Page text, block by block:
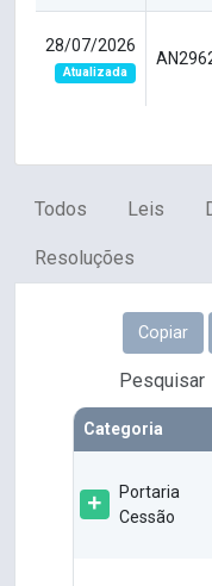
28/07/2026
Atualizada
Todos Leis
Resoluções
Copiar
Pesquisar
Categoria
Portaria
Cessão